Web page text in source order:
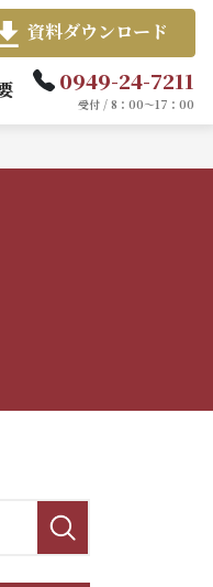
0949-24-7211
受付 / 8：00～17：00
資料ダウンロード